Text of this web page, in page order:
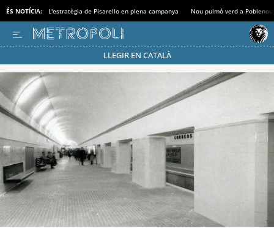
ÉS NOTÍCIA: L'estratègia de Pisarello en plena campanya Nou pulmó verd a Poblenou
LLEGIR EN CATALÀ
Passa’t al mode estalvi